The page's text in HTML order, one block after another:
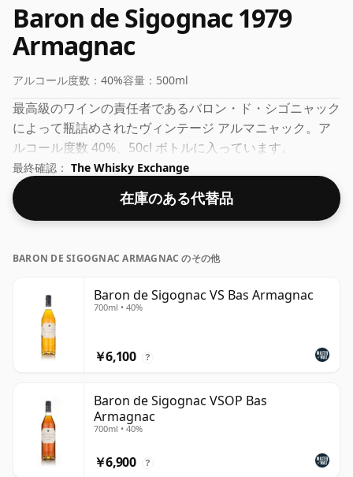
Baron de Sigognac 1979
Armagnac
アルコール度数： 40%容量： 500ml
最高級のワインの責任者であるバロン・ド・シゴニャック
によって瓶詰めされたヴィンテージ アルマニャック。ア
ルコール度数 40%、50cl ボトルに入っています。
最終確認： The Whisky Exchange
在庫のある代替品
BARON DE SIGOGNAC ARMAGNAC のその他
Baron de Sigognac VS Bas Armagnac
700ml • 40%
￥6,100 ?
Baron de Sigognac VSOP Bas
Armagnac
700ml • 40%
￥6,900 ?